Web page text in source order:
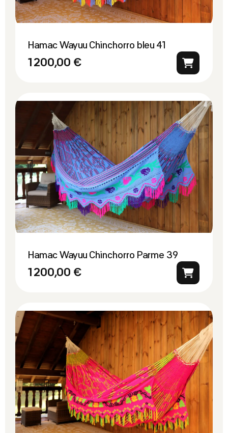
Hamac Wayuu Chinchorro bleu 41
1 200,00 €
Hamac Wayuu Chinchorro Parme 39
1 200,00 €